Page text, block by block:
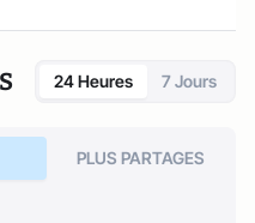
24 Heures 7 Jours
PLUS PARTAGES